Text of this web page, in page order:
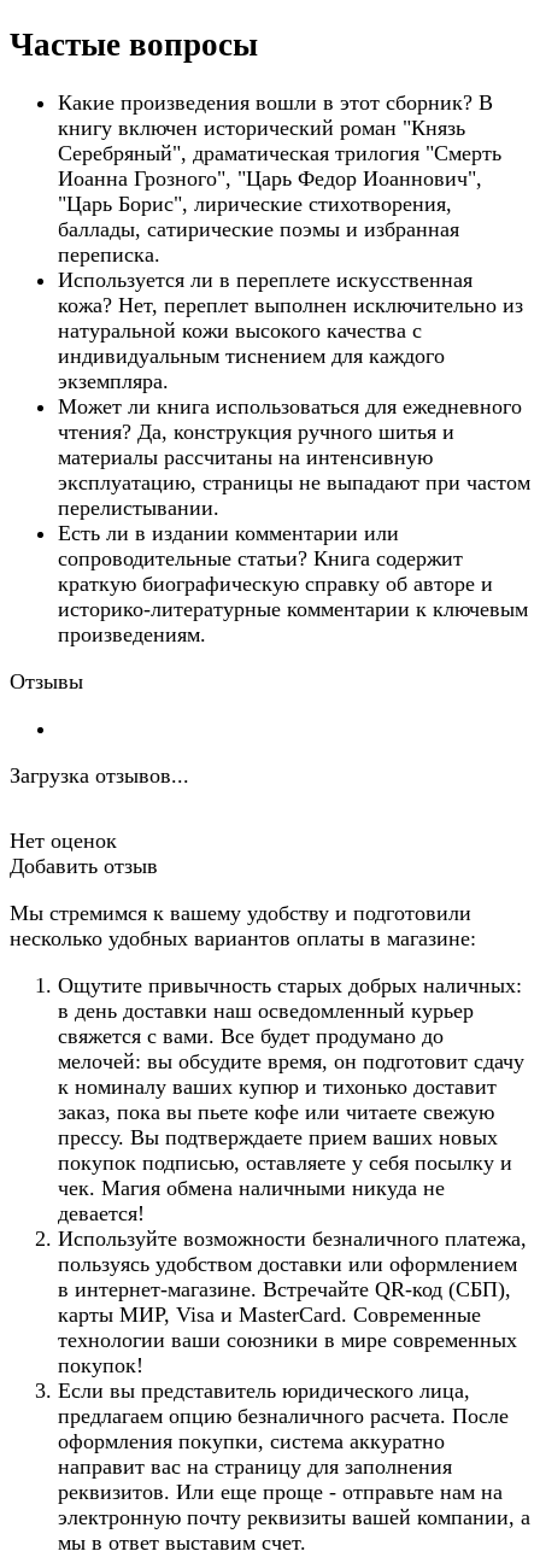
Частые вопросы
Какие произведения вошли в этот сборник? В
книгу включен исторический роман "Князь
Серебряный", драматическая трилогия "Смерть
Иоанна Грозного", "Царь Федор Иоаннович",
"Царь Борис", лирические стихотворения,
баллады, сатирические поэмы и избранная
переписка.
Используется ли в переплете искусственная
кожа? Нет, переплет выполнен исключительно из
натуральной кожи высокого качества с
индивидуальным тиснением для каждого
экземпляра.
Может ли книга использоваться для ежедневного
чтения? Да, конструкция ручного шитья и
материалы рассчитаны на интенсивную
эксплуатацию, страницы не выпадают при частом
перелистывании.
Есть ли в издании комментарии или
сопроводительные статьи? Книга содержит
краткую биографическую справку об авторе и
историко-литературные комментарии к ключевым
произведениям.
Отзывы
Загрузка отзывов...
Нет оценок
Добавить отзыв
Мы стремимся к вашему удобству и подготовили
несколько удобных вариантов оплаты в магазине:
Ощутите привычность старых добрых наличных:
в день доставки наш осведомленный курьер
свяжется с вами. Все будет продумано до
мелочей: вы обсудите время, он подготовит сдачу
к номиналу ваших купюр и тихонько доставит
заказ, пока вы пьете кофе или читаете свежую
прессу. Вы подтверждаете прием ваших новых
покупок подписью, оставляете у себя посылку и
чек. Магия обмена наличными никуда не
девается!
Используйте возможности безналичного платежа,
пользуясь удобством доставки или оформлением
в интернет-магазине. Встречайте QR-код (СБП),
карты МИР, Visa и MasterCard. Современные
технологии ваши союзники в мире современных
покупок!
Если вы представитель юридического лица,
предлагаем опцию безналичного расчета. После
оформления покупки, система аккуратно
направит вас на страницу для заполнения
реквизитов. Или еще проще - отправьте нам на
электронную почту реквизиты вашей компании, а
мы в ответ выставим счет.